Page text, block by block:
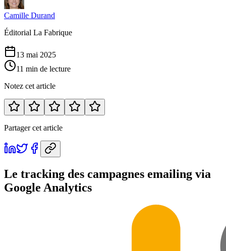
Camille Durand
Éditorial La Fabrique
13 mai 2025
11 min de lecture
Notez cet article
Partager cet article
Le tracking des campagnes emailing via
Google Analytics